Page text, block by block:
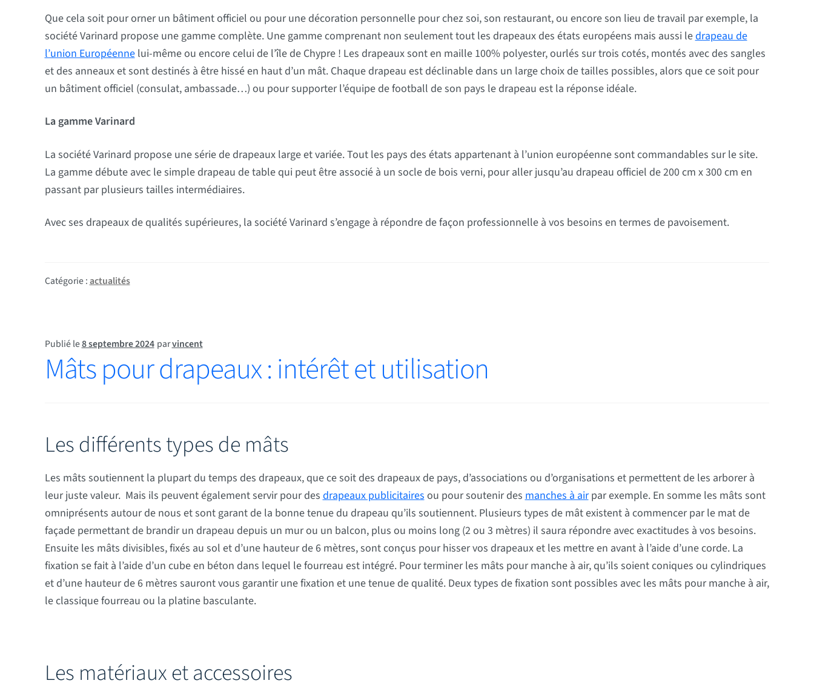
Que cela soit pour orner un bâtiment officiel ou pour une décoration personnelle pour chez soi, son restaurant, ou encore son lieu de travail par exemple, la
société Varinard propose une gamme complète. Une gamme comprenant non seulement tout les drapeaux des états européens mais aussi ledrapeau de
l’union Européennelui-même ou encore celui de l’île de Chypre ! Les drapeaux sont en maille 100% polyester, ourlés sur trois cotés, montés avec des sangles
et des anneaux et sont destinés à être hissé en haut d’un mât. Chaque drapeau est déclinable dans un large choix de tailles possibles, alors que ce soit pour
un bâtiment officiel (consulat, ambassade…) ou pour supporter l’équipe de football de son pays le drapeau est la réponse idéale.
La gamme Varinard
La société Varinard propose une série de drapeaux large et variée. Tout les pays des états appartenant à l’union européenne sont commandables sur le site.
La gamme débute avec le simple drapeau de table qui peut être associé à un socle de bois verni, pour aller jusqu’au drapeau officiel de 200 cm x 300 cm en
passant par plusieurs tailles intermédiaires.
Avec ses drapeaux de qualités supérieures, la société Varinard s’engage à répondre de façon professionnelle à vos besoins en termes de pavoisement.
Catégorie :actualités
Publié le8 septembre 2024 parvincent
Mâts pour drapeaux : intérêt et utilisation
Les différents types de mâts
Les mâts soutiennent la plupart du temps des drapeaux, que ce soit des drapeaux de pays, d’associations ou d’organisations et permettent de les arborer à
leur juste valeur. Mais ils peuvent également servir pour desdrapeaux publicitairesou pour soutenir desmanches à airpar exemple. En somme les mâts sont
omniprésents autour de nous et sont garant de la bonne tenue du drapeau qu’ils soutiennent. Plusieurs types de mât existent à commencer par le mat de
façade permettant de brandir un drapeau depuis un mur ou un balcon, plus ou moins long (2 ou 3 mètres) il saura répondre avec exactitudes à vos besoins.
Ensuite les mâts divisibles, fixés au sol et d’une hauteur de 6 mètres, sont conçus pour hisser vos drapeaux et les mettre en avant à l’aide d’une corde. La
fixation se fait à l’aide d’un cube en béton dans lequel le fourreau est intégré. Pour terminer les mâts pour manche à air, qu’ils soient coniques ou cylindriques
et d’une hauteur de 6 mètres sauront vous garantir une fixation et une tenue de qualité. Deux types de fixation sont possibles avec les mâts pour manche à air,
le classique fourreau ou la platine basculante.
Les matériaux et accessoires